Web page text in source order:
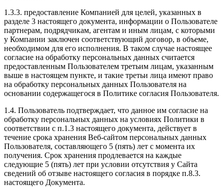
1.3.3. предоставление Компанией для целей, указанных в
разделе 3 настоящего документа, информации о Пользователе
партнерам, подрядчикам, агентам и иным лицам, с которыми
у Компании заключен соответствующий договор, в объеме,
необходимом для его исполнения. В таком случае настоящее
согласие на обработку персональных данных считается
предоставленным Пользователем третьим лицам, указанным
выше в настоящем пункте, и такие третьи лица имеют право
на обработку персональных данных Пользователя на
основании содержащегося в Политике согласия Пользователя.
1.4. Пользователь подтверждает, что данное им согласие на
обработку персональных данных на условиях Политики в
соответствии с п.1.3 настоящего документа, действует в
течение срока хранения Веб-сайтом персональных данных
Пользователя, составляющего 5 (пять) лет с момента их
получения. Срок хранения продлевается на каждые
следующие 5 (пять) лет при условии отсутствия у Сайта
сведений об отзыве настоящего согласия в порядке п.8.3.
настоящего Документа.